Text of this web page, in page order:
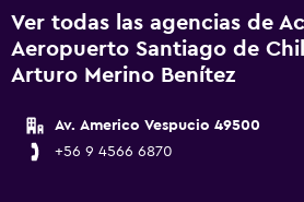
Ver todas las agencias de
Aeropuerto Santiago de
Arturo Merino Benítez
Av. Americo Vespucio 49500
+56 9 4566 6870